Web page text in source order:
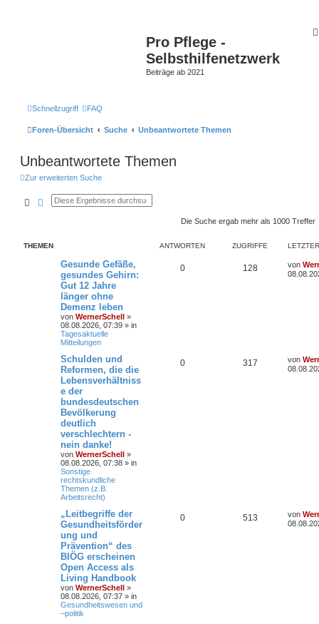
Pro Pflege -
Selbsthilfenetzwerk
Beiträge ab 2021
Schnellzugriff FAQ
Foren-Übersicht Suche Unbeantwortete Themen
Unbeantwortete Themen
Zur erweiterten Suche
SucheErweiterte Suche
Die Suche ergab mehr als 1000 Treffer
THEMEN ANTWORTEN ZUGRIFFE
Gesunde Gefäße,
gesundes Gehirn:
Gut 12 Jahre
länger ohne
Demenz leben
von WernerSchell »
08.08.2026, 07:39 » in
Tagesaktuelle
Mitteilungen
0 128 von
Schulden und
Reformen, die die
Lebensverhältniss
e der
bundesdeutschen
Bevölkerung
deutlich
verschlechtern -
nein danke!
von WernerSchell »
08.08.2026, 07:38 » in
Sonstige
rechtskundliche
Themen (z.B.
Arbeitsrecht)
0 317 von
„Leitbegriffe der
Gesundheitsförder
ung und
Prävention“ des
BIÖG erscheinen
Open Access als
Living Handbook
von WernerSchell »
08.08.2026, 07:37 » in
Gesundheitswesen und
–politik
0 513 von